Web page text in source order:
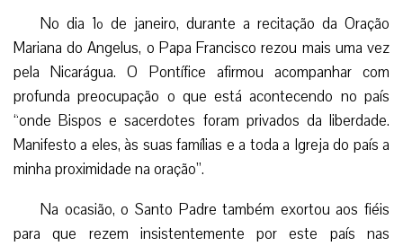
No dia 1º de janeiro, durante a recitação da Oração
Mariana do Angelus, o Papa Francisco rezou mais uma vez
pela Nicarágua. O Pontífice afirmou acompanhar com
profunda preocupação o que está acontecendo no país
“onde Bispos e sacerdotes foram privados da liberdade.
Manifesto a eles, às suas famílias e a toda a Igreja do país a
minha proximidade na oração”.
Na ocasião, o Santo Padre também exortou aos fiéis
para que rezem insistentemente por este país nas